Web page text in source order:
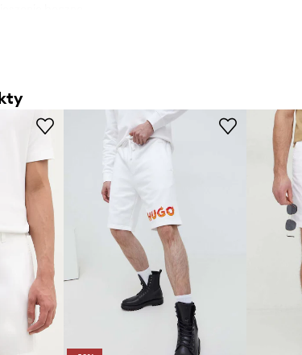
na dole: 32,5 cm.
33 cm.
nogawki: 43,5 cm.
dla rozmiaru: M.